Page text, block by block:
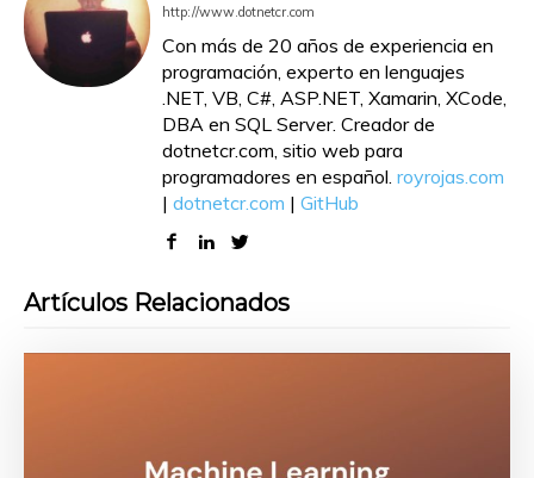
http://www.dotnetcr.com
Con más de 20 años de experiencia en
programación, experto en lenguajes
.NET, VB, C#, ASP.NET, Xamarin, XCode,
DBA en SQL Server. Creador de
dotnetcr.com, sitio web para
programadores en español. royrojas.com
| dotnetcr.com | GitHub
Artículos Relacionados